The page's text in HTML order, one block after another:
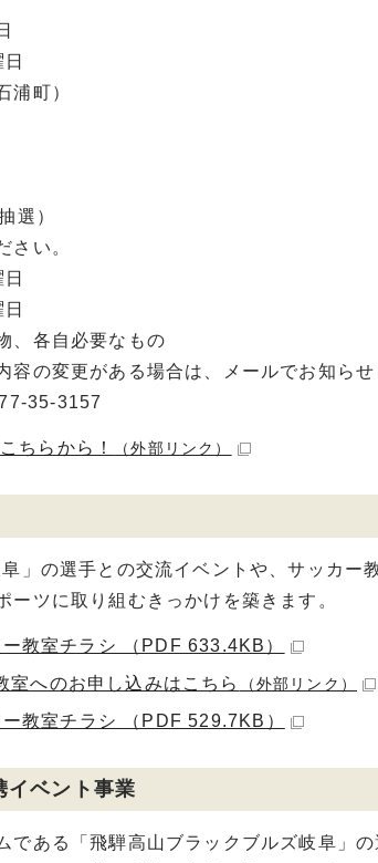
町）
選）
い。
、各自必要なもの
の変更がある場合は、メールでお知らせ
35-3157
ちらから！ （外部リンク）
」の選手との交流イベントや、サッカー
ーツに取り組むきっかけを築きます。
教室チラシ （PDF 633.4KB）
室へのお申し込みはこちら
（外部リンク）
教室チラシ （PDF 529.7KB）
イベント事業
ある「飛騨高山ブラックブルズ岐阜」の